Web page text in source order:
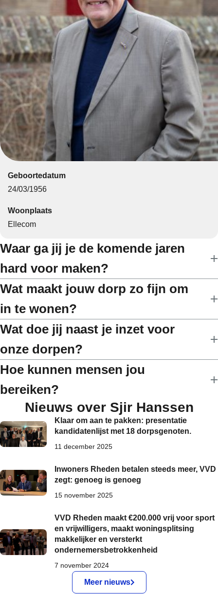
Geboortedatum
24/03/1956
Woonplaats
Ellecom
Waar ga jij je de komende jaren
hard voor maken?
Wat maakt jouw dorp zo fijn om
in te wonen?
Wat doe jij naast je inzet voor
onze dorpen?
Hoe kunnen mensen jou
bereiken?
Nieuws over Sjir Hanssen
Klaar om aan te pakken: presentatie
kandidatenlijst met 18 dorpsgenoten.
11 december 2025
Inwoners Rheden betalen steeds meer, VVD
zegt: genoeg is genoeg
15 november 2025
VVD Rheden maakt €200.000 vrij voor sport
en vrijwilligers, maakt woningsplitsing
makkelijker en versterkt
ondernemersbetrokkenheid
7 november 2024
Meer nieuws